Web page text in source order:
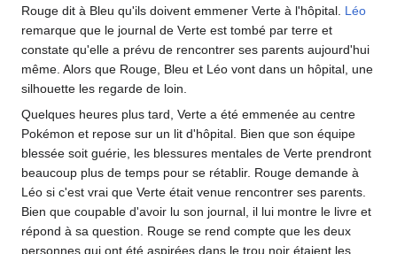
Rouge dit à Bleu qu'ils doivent emmener Verte à l'hôpital. Léo
remarque que le journal de Verte est tombé par terre et
constate qu'elle a prévu de rencontrer ses parents aujourd'hui
même. Alors que Rouge, Bleu et Léo vont dans un hôpital, une
silhouette les regarde de loin.
Quelques heures plus tard, Verte a été emmenée au centre
Pokémon et repose sur un lit d'hôpital. Bien que son équipe
blessée soit guérie, les blessures mentales de Verte prendront
beaucoup plus de temps pour se rétablir. Rouge demande à
Léo si c'est vrai que Verte était venue rencontrer ses parents.
Bien que coupable d'avoir lu son journal, il lui montre le livre et
répond à sa question. Rouge se rend compte que les deux
personnes qui ont été aspirées dans le trou noir étaient les